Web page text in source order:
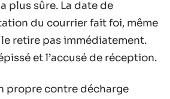
plus sûre. La date de
du courrier fait foi, même
le retire pas immédiatement.
et l’accusé de réception.
propre contre décharge